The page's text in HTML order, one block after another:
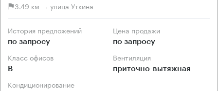
3.49 км → улица Уткина
История предложений
по запросу
Цена продажи
по запросу
Класс офисов
B
Вентиляция
приточно-вытяжная
Кондиционирование